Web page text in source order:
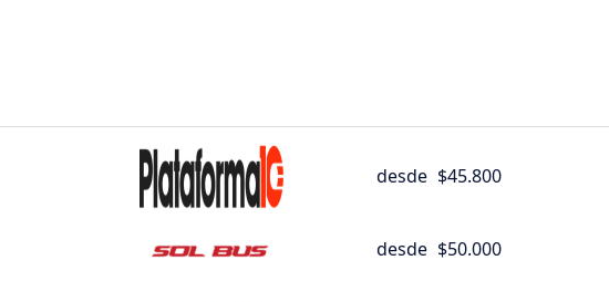
desde $45.800
desde $50.000